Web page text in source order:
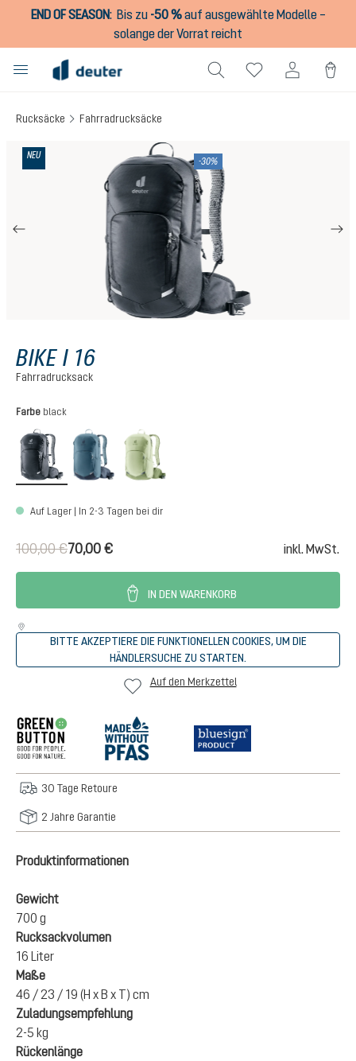
springen
END OF SEASON: Bis zu -50 %auf ausgewählte Modelle –
solange der Vorrat reicht
Rucksäcke Fahrradrucksäcke
NEU
-30%
BIKE I 16
Fahrradrucksack
Farbeauswählen
black
black atlantic-ink
Auf Lager | In 2-3 Tagen bei dir
70,00 €
100,00 € inkl. MwSt.
IN DEN WARENKORB
BITTE AKZEPTIERE DIE FUNKTIONELLEN COOKIES, UM DIE
HÄNDLERSUCHE ZU STARTEN.
Auf den Merkzettel
30 Tage Retoure
2 Jahre Garantie
Produktinformationen
Gewicht
700 g
Rucksackvolumen
16 Liter
Maße
46 / 23 / 19 (H x B x T) cm
Zuladungsempfehlung
2-5 kg
Rückenlänge